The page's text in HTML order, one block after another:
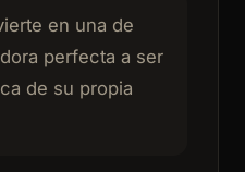
en una de
perfecta a ser
de su propia